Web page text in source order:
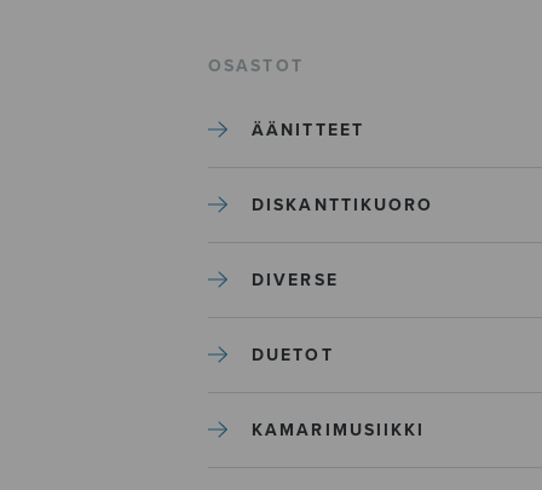
OSASTOT
ÄÄNITTEET
DISKANTTIKUORO
DIVERSE
DUETOT
KAMARIMUSIIKKI